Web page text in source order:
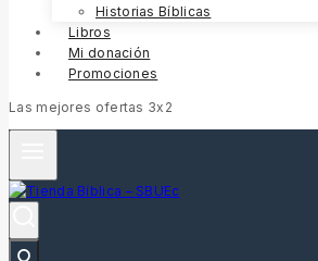
Historias Bíblicas
Libros
Mi donación
Promociones
Las mejores ofertas 3x2